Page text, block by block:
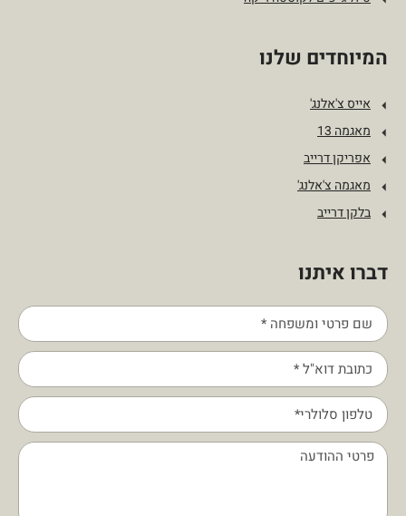
המיוחדים שלנו
אייס צ'אלנג'
מאגמה 13
אפריקן דרייב
מאגמה צ'אלנג'
בלקן דרייב
דברו איתנו